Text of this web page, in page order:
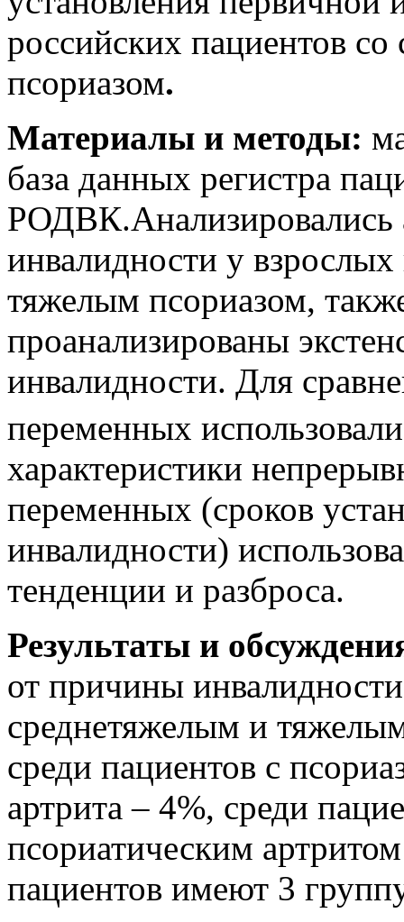
российских пациентов
псориазом.
Материалы и методы:
база данных регистра
РОДВК.Анализировались
инвалидности у
тяжелым псориазом,
проанализированы
инвалидности. Для
переменных
характеристики
переменных (сроков
инвалидности)
тенденции и разброса.
Результаты и
от причины
среднетяжелым и
среди пациентов с
артрита – 4%, среди
псориатическим
пациентов имеют 3